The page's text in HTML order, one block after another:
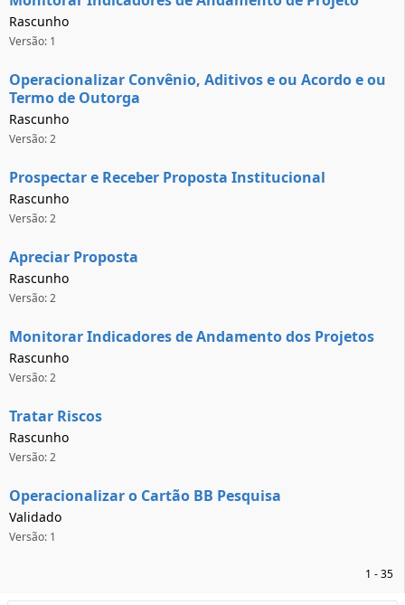
Rascunho
Versão: 1
Operacionalizar Convênio, Aditivos e ou Acordo e ou
Termo de Outorga
Rascunho
Versão: 2
Prospectar e Receber Proposta Institucional
Rascunho
Versão: 2
Apreciar Proposta
Rascunho
Versão: 2
Monitorar Indicadores de Andamento dos Projetos
Rascunho
Versão: 2
Tratar Riscos
Rascunho
Versão: 2
Operacionalizar o Cartão BB Pesquisa
Validado
Versão: 1
1 - 35